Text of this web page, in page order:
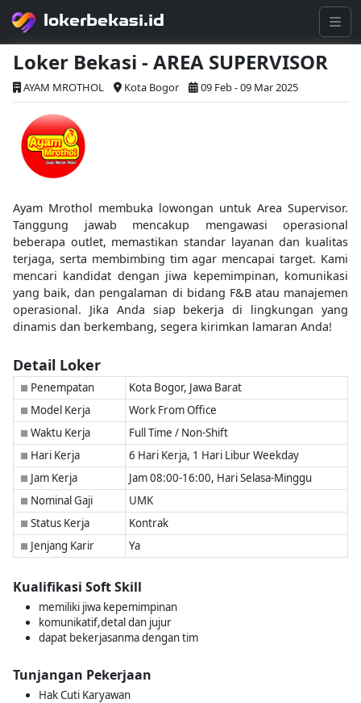
lokerbekasi.id
Loker Bekasi - AREA SUPERVISOR
AYAM MROTHOL Kota Bogor 09 Feb - 09 Mar 2025
Ayam Mrothol membuka lowongan untuk Area Supervisor.
Tanggung jawab mencakup mengawasi operasional
beberapa outlet, memastikan standar layanan dan kualitas
terjaga, serta membimbing tim agar mencapai target. Kami
mencari kandidat dengan jiwa kepemimpinan, komunikasi
yang baik, dan pengalaman di bidang F&B atau manajemen
operasional. Jika Anda siap bekerja di lingkungan yang
dinamis dan berkembang, segera kirimkan lamaran Anda!
Detail Loker
■ Penempatan Kota Bogor, Jawa Barat
■ Model Kerja Work From Office
■ Waktu Kerja Full Time / Non-Shift
■ Hari Kerja 6 Hari Kerja, 1 Hari Libur Weekday
■ Jam Kerja Jam 08:00-16:00, Hari Selasa-Minggu
■ Nominal Gaji UMK
■ Status Kerja Kontrak
■ Jenjang Karir Ya
Kualifikasi Soft Skill
memiliki jiwa kepemimpinan
komunikatif,detal dan jujur
dapat bekerjasanma dengan tim
Tunjangan Pekerjaan
Hak Cuti Karyawan